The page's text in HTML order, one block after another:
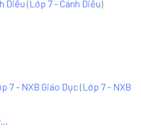
Diều (Lớp 7 - Cánh Diều)
7 - NXB Giáo Dục(Lớp 7 - NXB